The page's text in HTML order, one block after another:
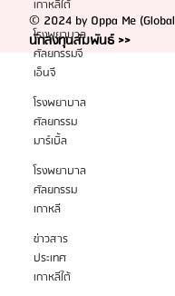
เกาหลีใต้
โรงพยาบาล
ศัลยกรรมจี
เอ็นจี
โรงพยาบาล
ศัลยกรรม
มาร์เบิ้ล
โรงพยาบาล
ศัลยกรรม
เกาหลี
ข่าวสาร
ประเทศ
เกาหลีใต้
© 2024 by Oppa Me
นักลงทุนสัมพันธ์ >>